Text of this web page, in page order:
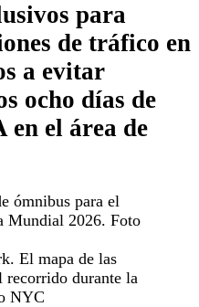
para
de tráfico en
a evitar
ocho días de
el área de
El mapa de las
recorrido durante la
NYC